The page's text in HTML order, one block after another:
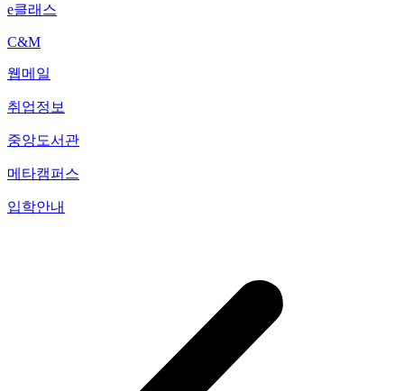
e클래스
C&M
웹메일
취업정보
중앙도서관
메타캠퍼스
입학안내